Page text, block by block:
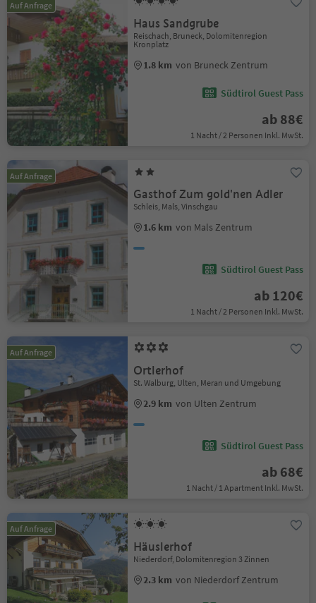
Auf Anfrage
Haus Sandgrube
Reischach, Bruneck, Dolomitenregion
Kronplatz
1.8 km von Bruneck Zentrum
Südtirol Guest Pass
ab 88€
1 Nacht / 2 Personen Inkl. MwSt.
Auf Anfrage
Gasthof Zum gold'nen Adler
Schleis, Mals, Vinschgau
1.6 km von Mals Zentrum
Südtirol Guest Pass
ab 120€
1 Nacht / 2 Personen Inkl. MwSt.
Auf Anfrage
Ortlerhof
St. Walburg, Ulten, Meran und Umgebung
2.9 km von Ulten Zentrum
Südtirol Guest Pass
ab 68€
1 Nacht / 1 Apartment Inkl. MwSt.
Auf Anfrage
Häuslerhof
Niederdorf, Dolomitenregion 3 Zinnen
2.3 km von Niederdorf Zentrum